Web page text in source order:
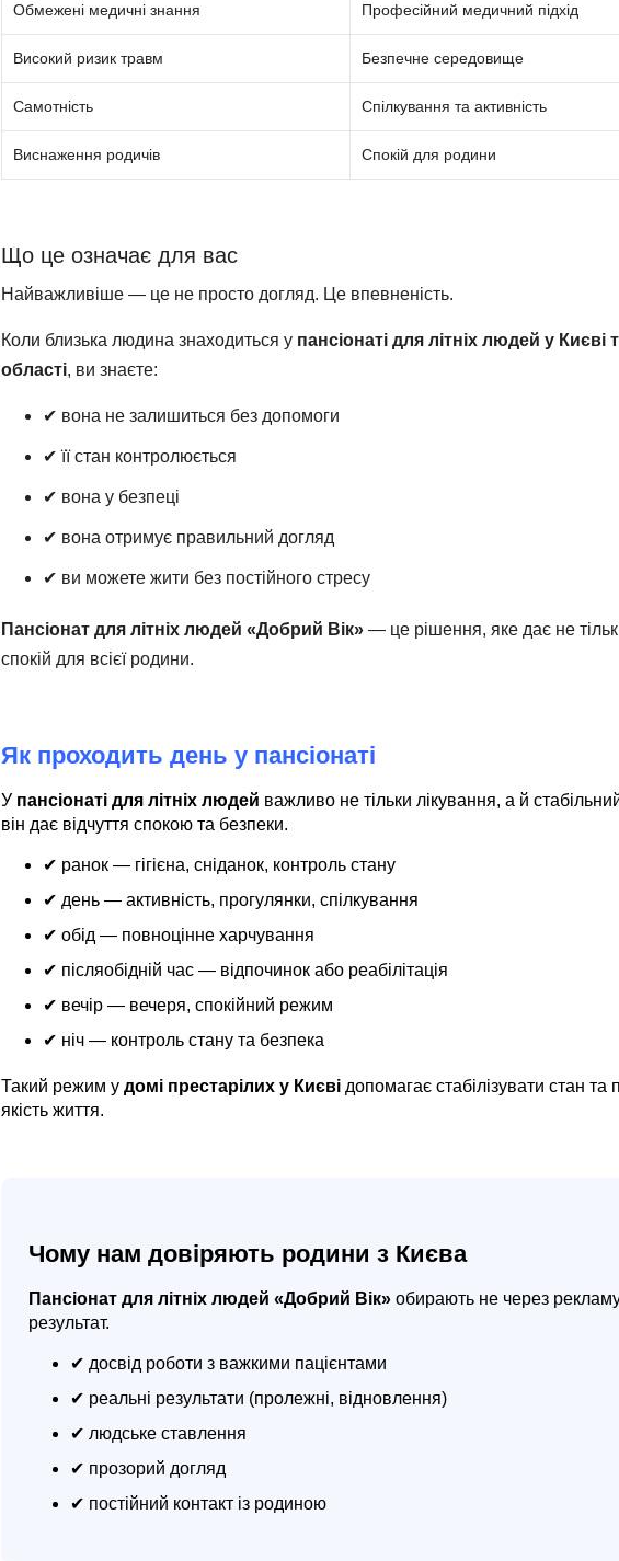
Обмежені медичні знання Професійний медичний підхід
Високий ризик травм Безпечне середовище
Самотність Спілкування та активність
Виснаження родичів Спокій для родини
Що це означає для вас
Найважливіше — це не просто догляд. Це впевненість.
Коли близька людина знаходиться у пансіонаті для літніх людей у Києві
області, ви знаєте:
✔ вона не залишиться без допомоги
✔ її стан контролюється
✔ вона у безпеці
✔ вона отримує правильний догляд
✔ ви можете жити без постійного стресу
Пансіонат для літніх людей «Добрий Вік» — це рішення, яке дає не
спокій для всієї родини.
Як проходить день у пансіонаті
У пансіонаті для літніх людей важливо не тільки лікування, а й
він дає відчуття спокою та безпеки.
✔ ранок — гігієна, сніданок, контроль стану
✔ день — активність, прогулянки, спілкування
✔ обід — повноцінне харчування
✔ післяобідній час — відпочинок або реабілітація
✔ вечір — вечеря, спокійний режим
✔ ніч — контроль стану та безпека
Такий режим у домі престарілих у Києві допомагає стабілізувати стан та
якість життя.
Чому нам довіряють родини з Києва
Пансіонат для літніх людей «Добрий Вік» обирають не через
результат.
✔ досвід роботи з важкими пацієнтами
✔ реальні результати (пролежні, відновлення)
✔ людське ставлення
✔ прозорий догляд
✔ постійний контакт із родиною